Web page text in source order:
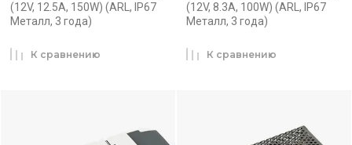
(12V, 12.5A, 150W) (ARL, IP67
Металл, 3 года)
К сравнению
(12V, 8.3A, 100W) (ARL, IP67
Металл, 3 года)
К сравнению